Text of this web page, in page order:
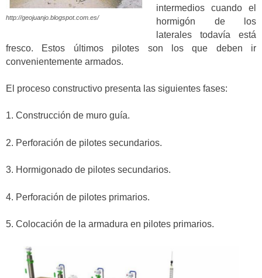
http://geojuanjo.blogspot.com.es/
intermedios cuando el
hormigón de los
laterales todavía está
fresco. Estos últimos pilotes son los que deben ir
convenientemente armados.
El proceso constructivo presenta las siguientes fases:
1. Construcción de muro guía.
2. Perforación de pilotes secundarios.
3. Hormigonado de pilotes secundarios.
4. Perforación de pilotes primarios.
5. Colocación de la armadura en pilotes primarios.